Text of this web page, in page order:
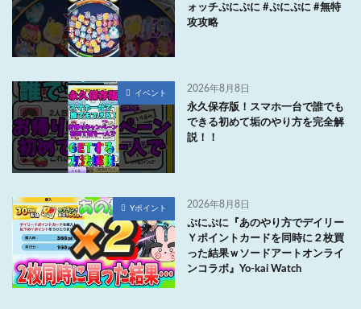
ォッチぷにぷに #ぷにぷに #無特
攻攻略
イベント 2026年8月8日
永久保存版！スマホ一台で誰でも
できる初めて垢のやり方を完全解
説！！
Yポイント 2026年8月8日
ぷにぷに『あのやり方でデイリー
Ｙポイントカードを同時に２枚買
った結果ｗソードアートオンライ
ンコラボ』Yo-kai Watch